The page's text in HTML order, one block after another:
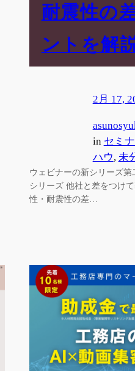
耐震性の
ントを解
2月 17,
in セミ
ハウ, 未
ウェビナーの新シリーズ第
シリーズ 他社と差をつけ
性・耐震性の差…